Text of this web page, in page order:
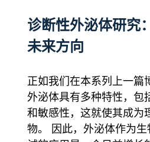
诊断性外泌体研究
未来方向
正如我们在本系列上一篇
外泌体具有多种特性，包
和敏感性，这就使其成为
物。 因此，外泌体作为